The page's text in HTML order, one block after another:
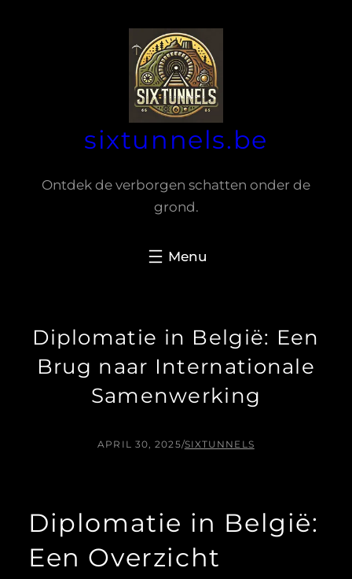
sixtunnels.be
Ontdek de verborgen schatten onder de
grond.
Diplomatie in België: Een
Brug naar Internationale
Samenwerking
APRIL 30, 2025/SIXTUNNELS
Diplomatie in België:
Een Overzicht